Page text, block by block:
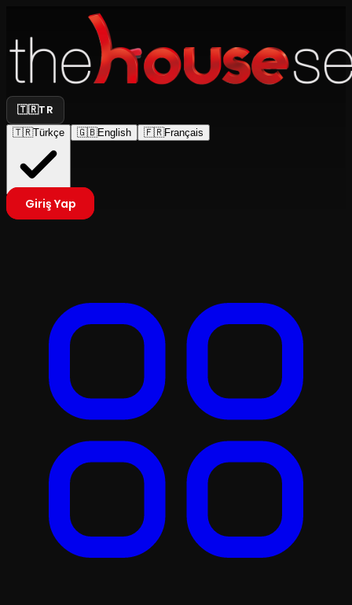
🇹🇷TR
🇹🇷Türkçe 🇬🇧English 🇫🇷Français
Giriş Yap